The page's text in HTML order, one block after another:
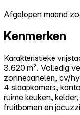
Afgelopen maand
Kenmerken
Karakteristieke
3.620 m². Volledig
zonnepanelen, cv/
4 slaapkamers,
ruime keuken,
fruitbomen en